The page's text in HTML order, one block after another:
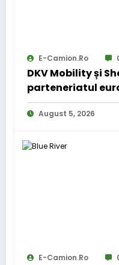
E-Camion.ro
DKV Mobility și
parteneriatul
August 5, 2026
E-Camion.ro